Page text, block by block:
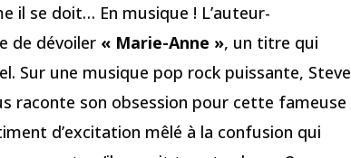
il se doit… En musique ! L’auteur-
de dévoiler « Marie-Anne », un titre qui
Sur une musique pop rock puissante, Steve
raconte son obsession pour cette fameuse
d’excitation mêlé à la confusion qui